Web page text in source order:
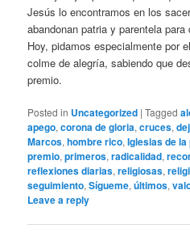
Jesús lo encontramos en los
abandonan patria y parentela
Hoy, pidamos especialmente por
colme de alegría, sabiendo que
premio.
Posted in Uncategorized |Tagged
apego,corona de gloria,cruces,
Marcos,hombre rico,Iglesias de
premio,primeros,radicalidad,
reflexiones diarias,religiosas,
seguimiento,Sígueme,últimos,
Leave a reply